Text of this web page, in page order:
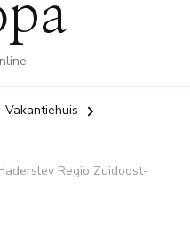
Vakantiehuis
Regio Zuidoost-